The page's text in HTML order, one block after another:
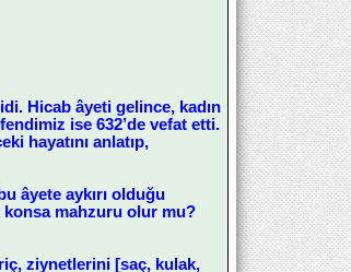
Hicab âyeti gelince, kadın
ise 632’de vefat etti.
hayatını anlatıp,
âyete aykırı olduğu
konsa mahzuru olur mu?
ziynetlerini [saç, kulak,